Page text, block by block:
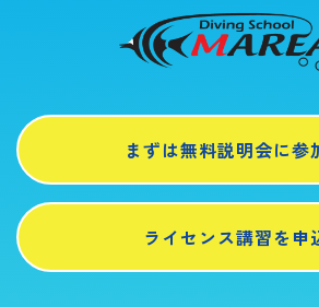
まずは無料説明会に参
ライセンス講習を申